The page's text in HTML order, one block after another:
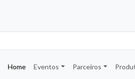
Home Eventos Parceiros